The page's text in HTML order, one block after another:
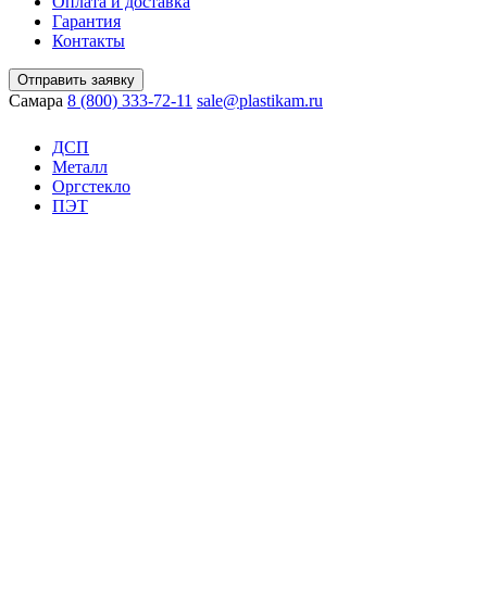
Гарантия
Контакты
Отправить заявку
Самара 8 (800) 333-72-11 sale@plastikam.ru
ДСП
Металл
Оргстекло
ПЭТ